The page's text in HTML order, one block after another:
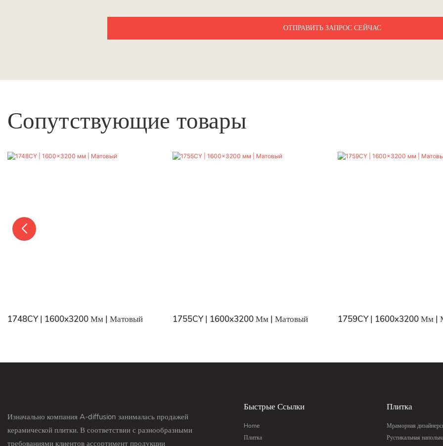
ОТПРАВИТЬ ЗАПРОС СЕЙЧАС
Сопутствующие товары
1748CY | 1600x3200 Мм | Матовый 1755CY | 1600x3200 Мм | Матовый 1759CY | 1600x3200 Мм |
Изначально компания A-diffusion занималась продажей
керамической плитки. В соответствии с разнообразными
требованиями клиентов ассортимент продукции
Быстрые Ссылки
Home
Плитка
Плитка
Мраморная
Рустикальная